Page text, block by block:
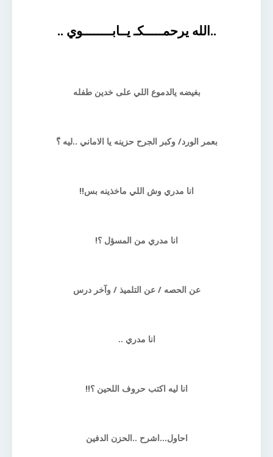
..الله يرحمـــــكـ يــابــــــــوي ..
بغيضه يالدموع اللي على خدين طفله
بعمر الورد/ وكبر الجرح حزينه يا الاماني ..ليه ؟ّ
انا مدري وش اللي ماخذينه بس!!
انا مدري من المسؤل ؟!
عن الحصه / عن التلميذ / وآخر درس
انا مدري ..
انا ليه اكتب حروف اللحين ؟!!
احاول...اشرح ..الحزن الدفين